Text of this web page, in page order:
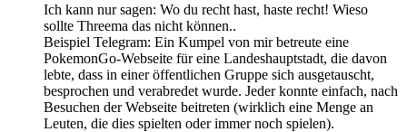
Ich kann nur sagen: Wo du recht hast, haste recht! Wieso
sollte Threema das nicht können..
Beispiel Telegram: Ein Kumpel von mir betreute eine
PokemonGo-Webseite für eine Landeshauptstadt, die davon
lebte, dass in einer öffentlichen Gruppe sich ausgetauscht,
besprochen und verabredet wurde. Jeder konnte einfach, nach
Besuchen der Webseite beitreten (wirklich eine Menge an
Leuten, die dies spielten oder immer noch spielen).